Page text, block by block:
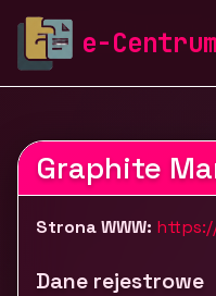
e-
zlewozmywaki-krosch.pl
Graphite
Strona WWW:
Dane rejestrowe